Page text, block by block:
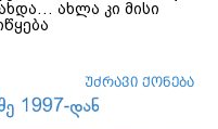
ახლა კი მისი